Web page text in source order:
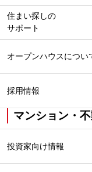
住まい探しの
サポート
オープンハウスについ
採用情報
マンション・
投資家向け情報